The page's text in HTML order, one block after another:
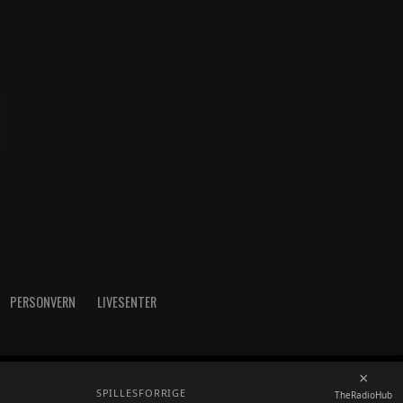
PERSONVERN LIVESENTER
- Telefon: 52717273
SPILLESFORRIGE
×
TheRadioHub